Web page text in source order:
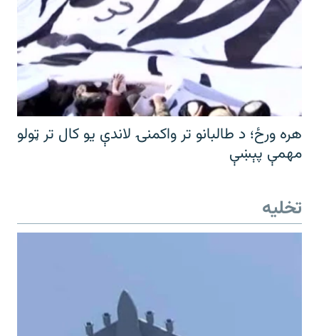
هره ورځ؛ د طالبانو تر واکمنۍ لاندې یو کال تر ټولو
مهمې پېښې
تخلیه